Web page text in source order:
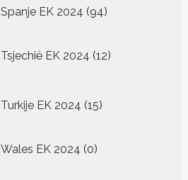
Spanje EK 2024 9494
Tsjechië EK 2024 12
producten
Turkije EK 2024 15
producten
Wales EK 2024 00